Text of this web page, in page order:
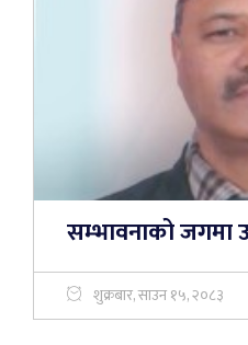
सम्भावनाको जगमा
शुक्रबार, साउन १५, २०८३